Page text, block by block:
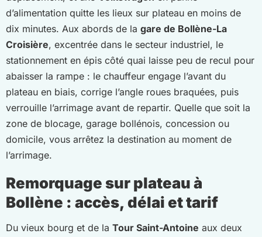
d’alimentation quitte les lieux sur plateau en moins de
dix minutes. Aux abords de la gare de Bollène-La
Croisière, excentrée dans le secteur industriel, le
stationnement en épis côté quai laisse peu de recul pour
abaisser la rampe : le chauffeur engage l’avant du
plateau en biais, corrige l’angle roues braquées, puis
verrouille l’arrimage avant de repartir. Quelle que soit la
zone de blocage, garage bollénois, concession ou
domicile, vous arrêtez la destination au moment de
l’arrimage.
Remorquage sur plateau à
Bollène : accès, délai et tarif
Du vieux bourg et de la Tour Saint-Antoine aux deux